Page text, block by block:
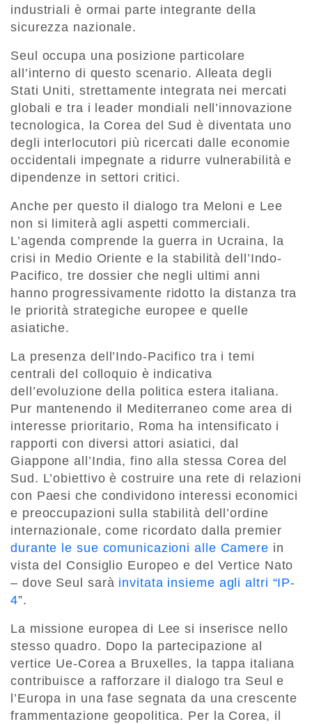
industriali è ormai parte integrante della
sicurezza nazionale.
Seul occupa una posizione particolare
all’interno di questo scenario. Alleata degli
Stati Uniti, strettamente integrata nei mercati
globali e tra i leader mondiali nell’innovazione
tecnologica, la Corea del Sud è diventata uno
degli interlocutori più ricercati dalle economie
occidentali impegnate a ridurre vulnerabilità e
dipendenze in settori critici.
Anche per questo il dialogo tra Meloni e Lee
non si limiterà agli aspetti commerciali.
L’agenda comprende la guerra in Ucraina, la
crisi in Medio Oriente e la stabilità dell’Indo-
Pacifico, tre dossier che negli ultimi anni
hanno progressivamente ridotto la distanza tra
le priorità strategiche europee e quelle
asiatiche.
La presenza dell’Indo-Pacifico tra i temi
centrali del colloquio è indicativa
dell’evoluzione della politica estera italiana.
Pur mantenendo il Mediterraneo come area di
interesse prioritario, Roma ha intensificato i
rapporti con diversi attori asiatici, dal
Giappone all’India, fino alla stessa Corea del
Sud. L’obiettivo è costruire una rete di relazioni
con Paesi che condividono interessi economici
e preoccupazioni sulla stabilità dell’ordine
internazionale, come ricordato dalla premier
durante le sue comunicazioni alle Camere in
vista del Consiglio Europeo e del Vertice Nato
– dove Seul sarà invitata insieme agli altri “IP-
4”.
La missione europea di Lee si inserisce nello
stesso quadro. Dopo la partecipazione al
vertice Ue-Corea a Bruxelles, la tappa italiana
contribuisce a rafforzare il dialogo tra Seul e
l’Europa in una fase segnata da una crescente
frammentazione geopolitica. Per la Corea, il